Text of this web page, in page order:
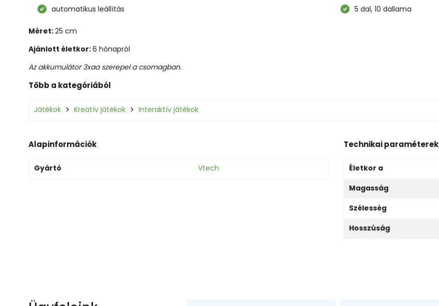
automatikus leállítás
5 dal, 10 dallama
Méret:25 cm
Ajánlott életkor:6 hónapról
Az akkumulátor 3xaa szerepel a csomagban.
Több a kategóriából
Játékok Kreatív játékok Interaktív játékok
Alapinformációk
Gyártó Vtech
Technikai paraméterek
Életkor a
Magasság
Szélesség
Hosszúság